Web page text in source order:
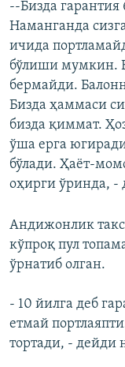
--Бизда
Наманганда
ичида
бўлиши мумкин.
бермайди.
Бизда ҳаммаси
бизда қиммат.
ўша ерга
бўлади. Ҳаёт-
оҳирги ўринда, -
Андижонлик
кўпроқ пул
ўрнатиб олган.
- 10 йилга деб
етмай
тортади, - дейди